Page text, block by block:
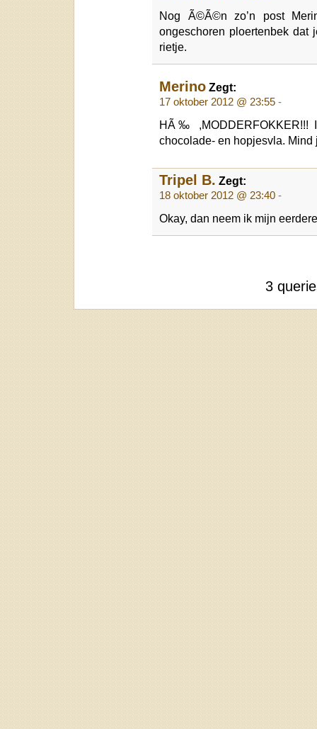
Nog Ã©Ã©n zo’n post
ongeschoren ploertenbek dat
rietje.
Merino Zegt:
17 oktober 2012 @ 23:55 -
HÃ‰ ,MODDERFOKKER!!!
chocolade- en hopjesvla. Mind
Tripel B. Zegt:
18 oktober 2012 @ 23:40 -
Okay, dan neem ik mijn
3